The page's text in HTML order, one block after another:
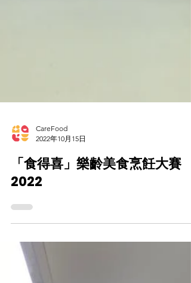
CareFood
2022年10月15日
「食得喜」樂齡美食烹飪大賽
2022